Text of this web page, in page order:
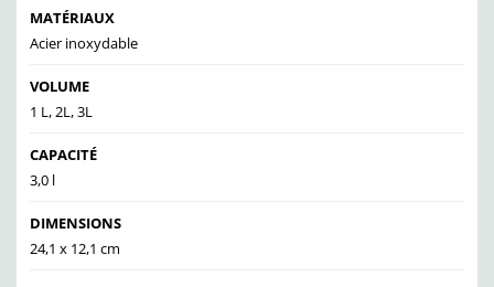
MATÉRIAUX
Acier inoxydable
VOLUME
1 L, 2L, 3L
CAPACITÉ
3,0 l
DIMENSIONS
24,1 x 12,1 cm